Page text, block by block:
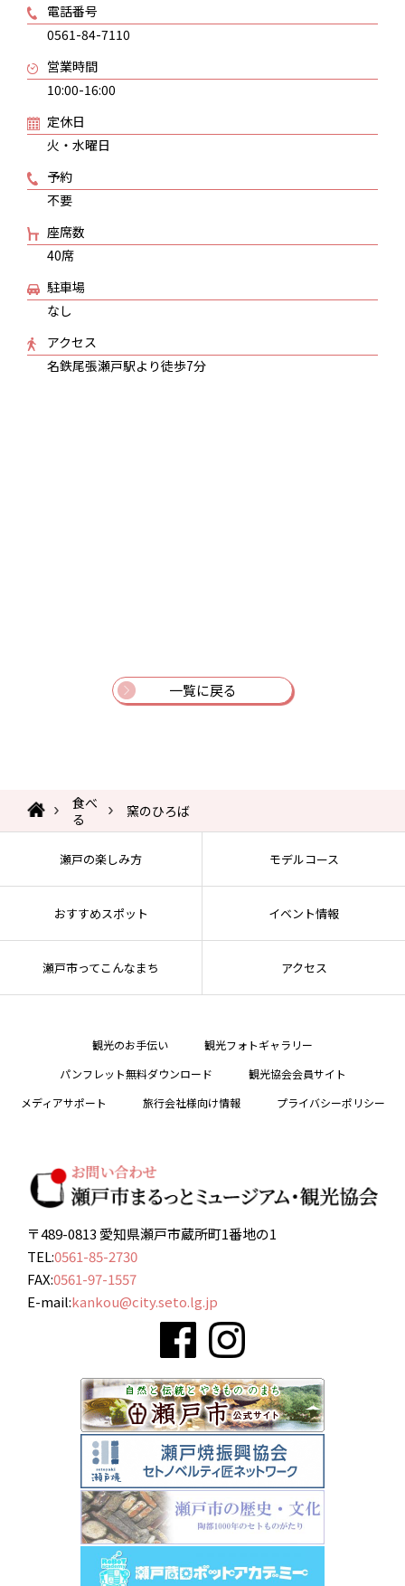
電話番号
0561-84-7110
営業時間
10:00-16:00
定休日
火・水曜日
予約
不要
座席数
40席
駐車場
なし
アクセス
名鉄尾張瀬戸駅より徒歩7分
一覧に戻る
食べ
る
窯のひろば
瀬戸の楽しみ方 モデルコース
おすすめスポット イベント情報
瀬戸市ってこんなまち アクセス
観光のお手伝い
観光フォトギャラリー
パンフレット無料ダウンロード
観光協会会員サイト
メディアサポート
旅行会社様向け情報 プライバシーポリシー
〒489-0813 愛知県瀬戸市蔵所町1番地の1
TEL:0561-85-2730
FAX:0561-97-1557
E-mail:kankou@city.seto.lg.jp